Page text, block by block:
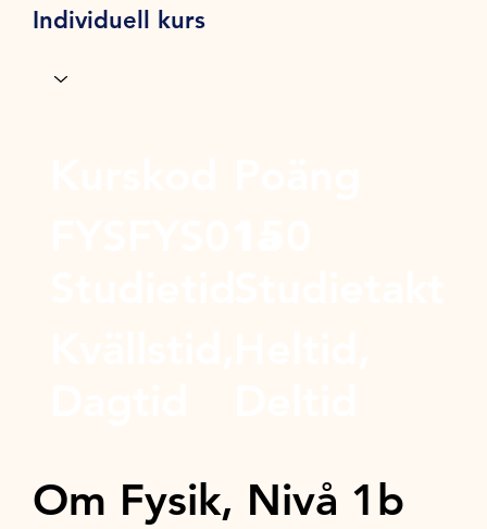
Individuell kurs
Om Fysik, Nivå 1b